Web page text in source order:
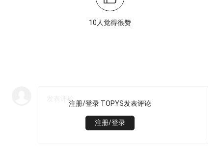
10人觉得很赞
注册/登录 TOPYS发表评论
注册/登录